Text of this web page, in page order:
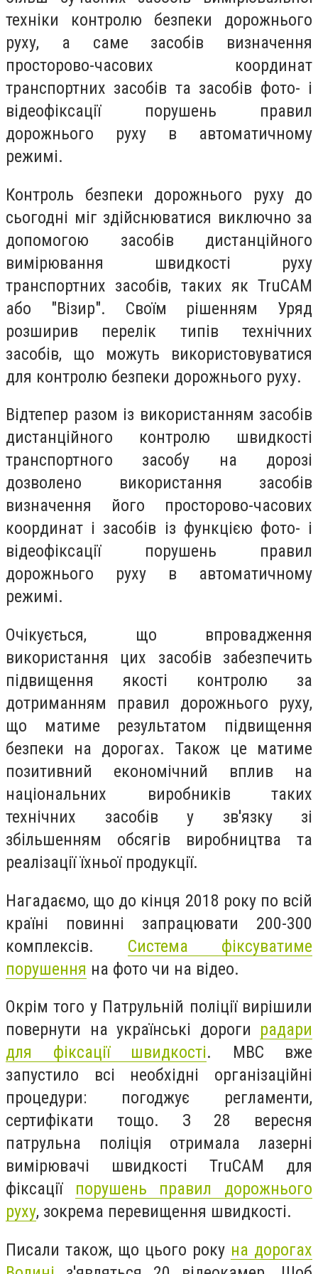
техніки контролю безпеки дорожнього
руху, а саме засобів визначення
просторово-часових координат
транспортних засобів та засобів фото- і
відеофіксації порушень правил
дорожнього руху в автоматичному
режимі.
Контроль безпеки дорожнього руху до
сьогодні міг здійснюватися виключно за
допомогою засобів дистанційного
вимірювання швидкості руху
транспортних засобів, таких як TruCAM
або "Візир". Своїм рішенням Уряд
розширив перелік типів технічних
засобів, що можуть використовуватися
для контролю безпеки дорожнього руху.
Відтепер разом із використанням засобів
дистанційного контролю швидкості
транспортного засобу на дорозі
дозволено використання засобів
визначення його просторово-часових
координат і засобів із функцією фото- і
відеофіксації порушень правил
дорожнього руху в автоматичному
режимі.
Очікується, що впровадження
використання цих засобів забезпечить
підвищення якості контролю за
дотриманням правил дорожнього руху,
що матиме результатом підвищення
безпеки на дорогах. Також це матиме
позитивний економічний вплив на
національних виробників таких
технічних засобів у зв'язку зі
збільшенням обсягів виробництва та
реалізації їхньої продукції.
Нагадаємо, що до кінця 2018 року по всій
країні повинні запрацювати 200-300
комплексів. Система фіксуватиме
порушення на фото чи на відео.
Окрім того у Патрульній поліції вирішили
повернути на українські дороги радари
для фіксації швидкості. МВС вже
запустило всі необхідні організаційні
процедури: погоджує регламенти,
сертифікати тощо. З 28 вересня
патрульна поліція отримала лазерні
вимірювачі швидкості TruCAM для
фіксації порушень правил дорожнього
руху, зокрема перевищення швидкості.
Писали також, що цього року на дорогах